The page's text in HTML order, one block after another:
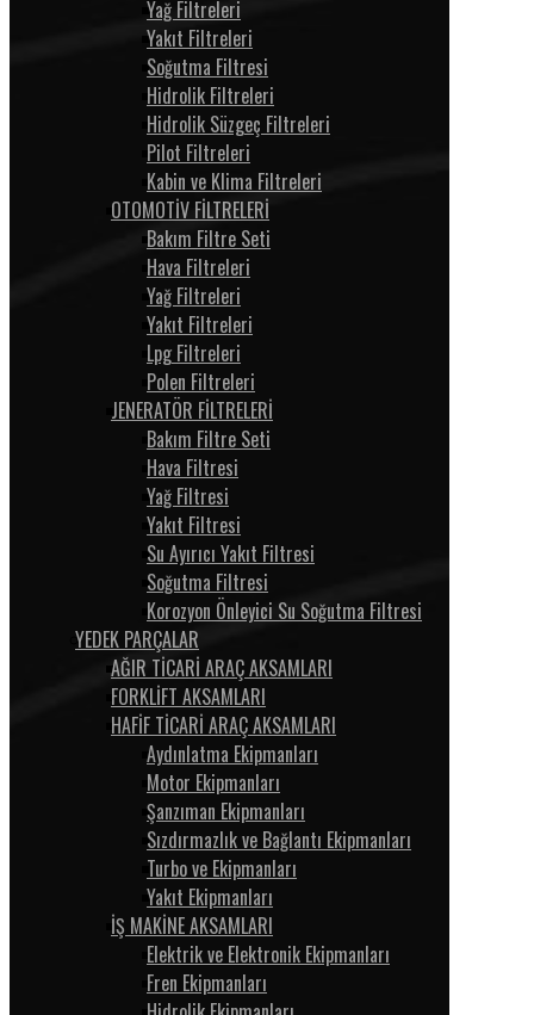
Yağ Filtreleri
Yakıt Filtreleri
Soğutma Filtresi
Hidrolik Filtreleri
Hidrolik Süzgeç Filtreleri
Pilot Filtreleri
Kabin ve Klima Filtreleri
OTOMOTİV FİLTRELERİ
Bakım Filtre Seti
Hava Filtreleri
Yağ Filtreleri
Yakıt Filtreleri
Lpg Filtreleri
Polen Filtreleri
JENERATÖR FİLTRELERİ
Bakım Filtre Seti
Hava Filtresi
Yağ Filtresi
Yakıt Filtresi
Su Ayırıcı Yakıt Filtresi
Soğutma Filtresi
Korozyon Önleyici Su Soğutma Filtresi
YEDEK PARÇALAR
AĞIR TİCARİ ARAÇ AKSAMLARI
FORKLİFT AKSAMLARI
HAFİF TİCARİ ARAÇ AKSAMLARI
Aydınlatma Ekipmanları
Motor Ekipmanları
Şanzıman Ekipmanları
Sızdırmazlık ve Bağlantı Ekipmanları
Turbo ve Ekipmanları
Yakıt Ekipmanları
İŞ MAKİNE AKSAMLARI
Elektrik ve Elektronik Ekipmanları
Fren Ekipmanları